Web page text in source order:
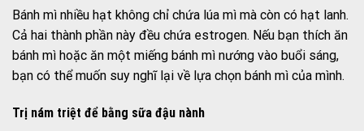
Bánh mì nhiều hạt không chỉ chứa lúa mì mà còn có hạt lanh.
Cả hai thành phần này đều chứa estrogen. Nếu bạn thích ăn
bánh mì hoặc ăn một miếng bánh mì nướng vào buổi sáng,
bạn có thể muốn suy nghĩ lại về lựa chọn bánh mì của mình.
Trị nám triệt để bằng sữa đậu nành